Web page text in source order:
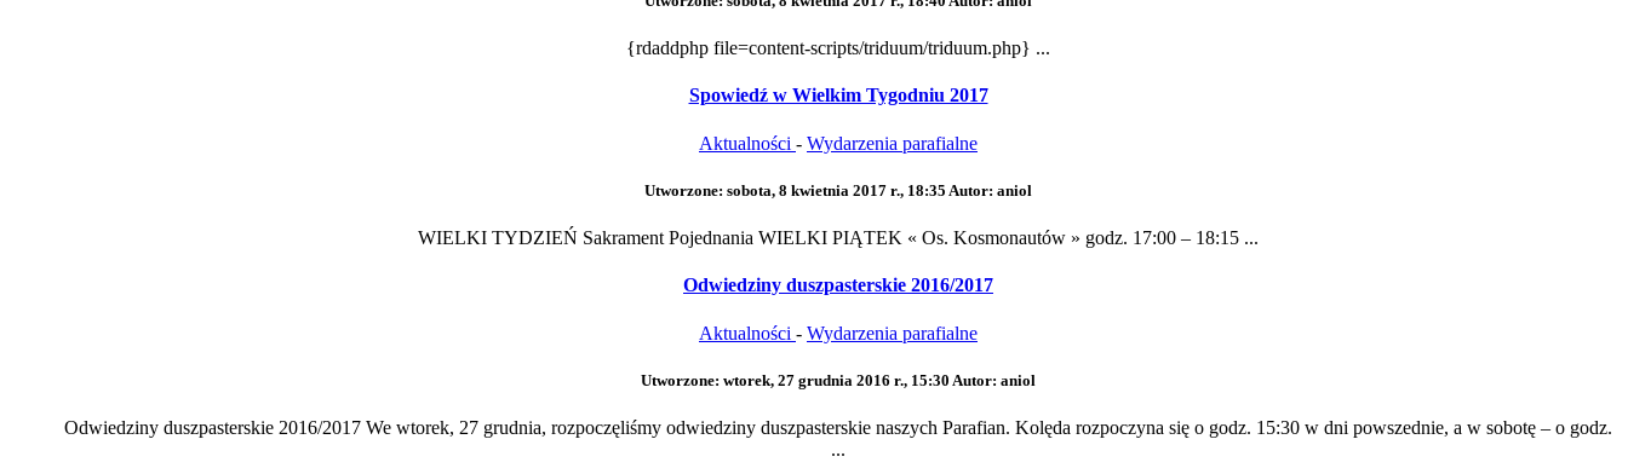
{rdaddphp file=content-scripts/triduum/triduum.php} ...
Spowiedź w Wielkim Tygodniu 2017
Aktualności - Wydarzenia parafialne
Utworzone: sobota, 8 kwietnia 2017 r., 18:35 Autor: aniol
WIELKI TYDZIEŃ Sakrament Pojednania WIELKI PIĄTEK « Os. Kosmonautów » godz. 17:00 – 18:15 ...
Odwiedziny duszpasterskie 2016/2017
Aktualności - Wydarzenia parafialne
Utworzone: wtorek, 27 grudnia 2016 r., 15:30 Autor: aniol
Odwiedziny duszpasterskie 2016/2017 We wtorek, 27 grudnia, rozpoczęliśmy odwiedziny duszpasterskie naszych Parafian. Kolęda rozpoczyna się o godz. 15:30 w dni powszednie, a w sobotę – o godz.
...